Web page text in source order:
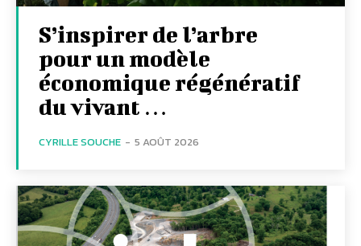
S’inspirer de l’arbre
pour un modèle
économique régénératif
du vivant …
CYRILLE SOUCHE - 5 AOÛT 2026